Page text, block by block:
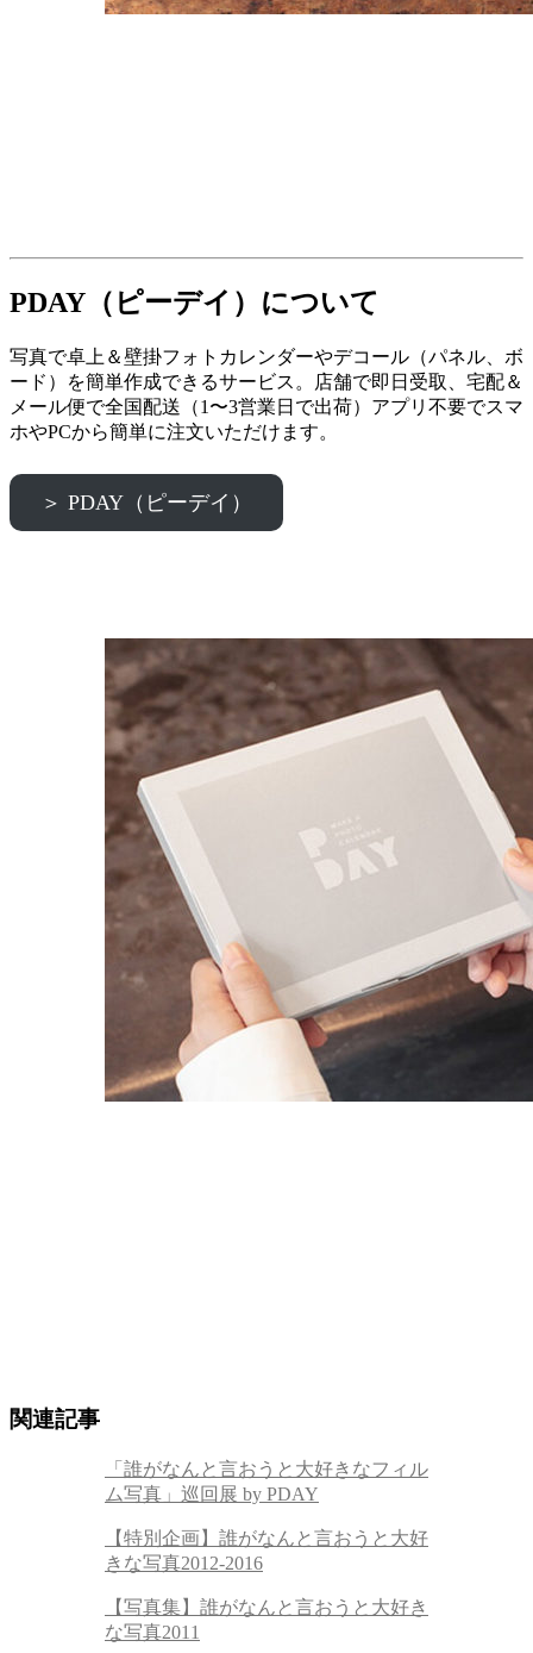
PDAY（ピーデイ）について
写真で卓上＆壁掛フォトカレンダーやデコール（パネル、ボ
ード）を簡単作成できるサービス。店舗で即日受取、宅配＆
メール便で全国配送（1〜3営業日で出荷）アプリ不要でスマ
ホやPCから簡単に注文いただけます。
＞ PDAY（ピーデイ）
関連記事
「誰がなんと言おうと大好きなフィル
ム写真」巡回展 by PDAY
【特別企画】誰がなんと言おうと大好
きな写真2012-2016
【写真集】誰がなんと言おうと大好き
な写真2011